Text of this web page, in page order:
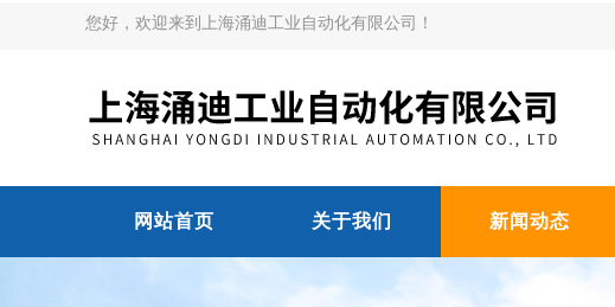
您好，欢迎来到上海涌迪工业自动化有限公司！
网站首页 关于我们 新闻动态